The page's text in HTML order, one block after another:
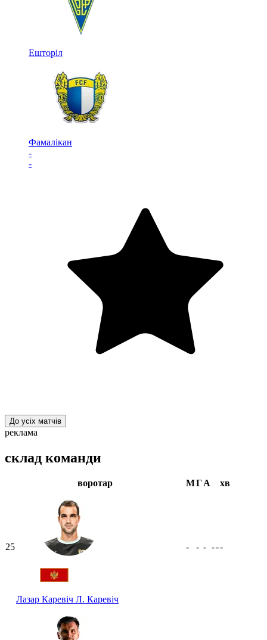
Ешторіл
Фамалікан
-
-
До усіх матчів
реклама
склад команди
воротар МГА хв
25
Лазар Каревіч Л. Каревіч
- - - ---